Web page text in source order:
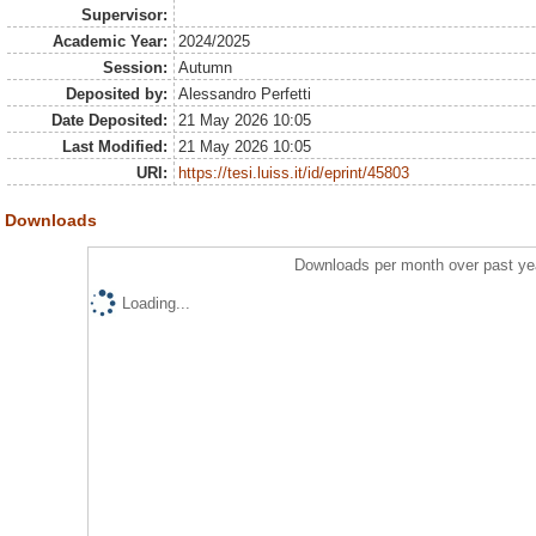
Supervisor:
Academic Year:
2024/2025
Session:
Autumn
Deposited by:
Alessandro Perfetti
Date Deposited:
21 May 2026 10:05
Last Modified:
21 May 2026 10:05
URI:
https://tesi.luiss.it/id/eprint/45803
Downloads
Downloads per month over past
Loading...